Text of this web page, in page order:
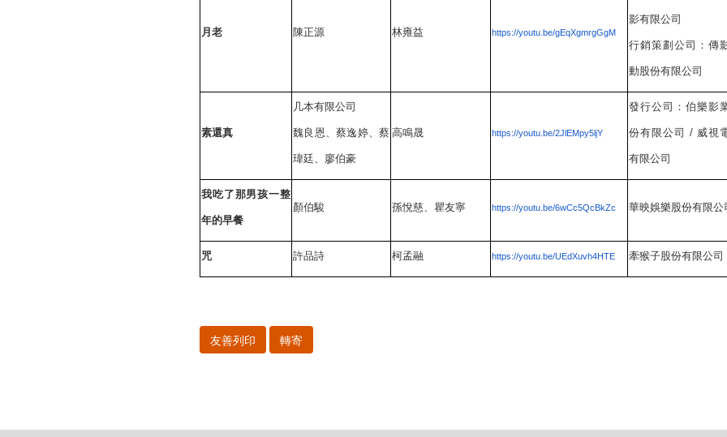
月老 陳正源 林雍益 https://youtu.be/gEqXgmrgGgM
影有限公司
行銷策劃公司：傳
動股份有限公司
素還真
几本有限公司
魏良恩、蔡逸婷、蔡
瑋廷、廖伯豪
高鳴晟 https://youtu.be/2JlEMpy5ljY
發行公司：伯樂影
份有限公司 / 威視
有限公司
我吃了那男孩一整
年的早餐
顏伯駿 孫悅慈、瞿友寧 https://youtu.be/6wCc5QcBkZc 華映娛樂股份有限公
咒 許品詩 柯孟融 https://youtu.be/UEdXuvh4HTE 牽猴子股份有限公司
友善列印 轉寄